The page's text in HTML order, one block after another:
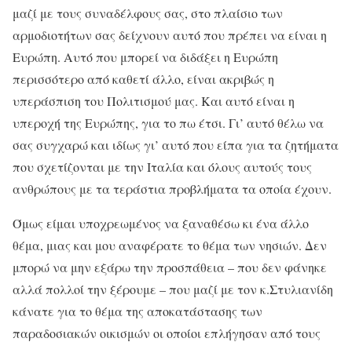
μαζί με τους συναδέλφους σας, στο πλαίσιο των
αρμοδιοτήτων σας δείχνουν αυτό που πρέπει να είναι η
Ευρώπη. Αυτό που μπορεί να διδάξει η Ευρώπη
περισσότερο από καθετί άλλο, είναι ακριβώς η
υπεράσπιση του Πολιτισμού μας. Και αυτό είναι η
υπεροχή της Ευρώπης, για το πω έτσι. Γι’ αυτό θέλω να
σας συγχαρώ και ιδίως γι’ αυτό που είπα για τα ζητήματα
που σχετίζονται με την Ιταλία και όλους αυτούς τους
ανθρώπους με τα τεράστια προβλήματα τα οποία έχουν.
Όμως είμαι υποχρεωμένος να ξαναθέσω κι ένα άλλο
θέμα, μιας και μου αναφέρατε το θέμα των νησιών. Δεν
μπορώ να μην εξάρω την προσπάθεια – που δεν φάνηκε
αλλά πολλοί την ξέρουμε – που μαζί με τον κ.Στυλιανίδη
κάνατε για το θέμα της αποκατάστασης των
παραδοσιακών οικισμών οι οποίοι επλήγησαν από τους